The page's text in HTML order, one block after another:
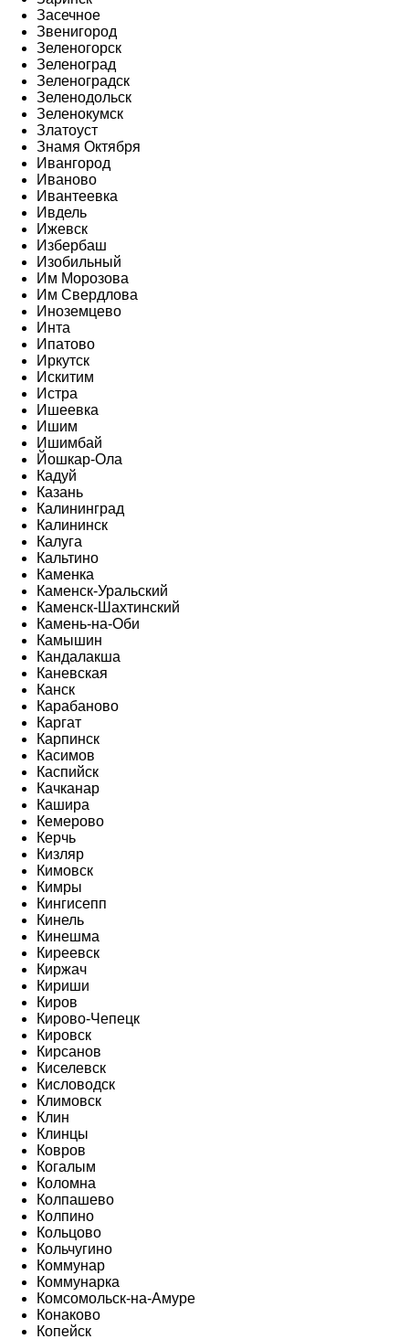
Засечное
Звенигород
Зеленогорск
Зеленоград
Зеленоградск
Зеленодольск
Зеленокумск
Златоуст
Знамя Октября
Ивангород
Иваново
Ивантеевка
Ивдель
Ижевск
Избербаш
Изобильный
Им Морозова
Им Свердлова
Иноземцево
Инта
Ипатово
Иркутск
Искитим
Истра
Ишеевка
Ишим
Ишимбай
Йошкар-Ола
Кадуй
Казань
Калининград
Калининск
Калуга
Кальтино
Каменка
Каменск-Уральский
Каменск-Шахтинский
Камень-на-Оби
Камышин
Кандалакша
Каневская
Канск
Карабаново
Каргат
Карпинск
Касимов
Каспийск
Качканар
Кашира
Кемерово
Керчь
Кизляр
Кимовск
Кимры
Кингисепп
Кинель
Кинешма
Киреевск
Киржач
Кириши
Киров
Кирово-Чепецк
Кировск
Кирсанов
Киселевск
Кисловодск
Климовск
Клин
Клинцы
Ковров
Когалым
Коломна
Колпашево
Колпино
Кольцово
Кольчугино
Коммунар
Коммунарка
Комсомольск-на-Амуре
Конаково
Копейск